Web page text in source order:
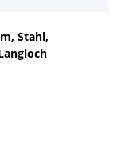
Stahl,